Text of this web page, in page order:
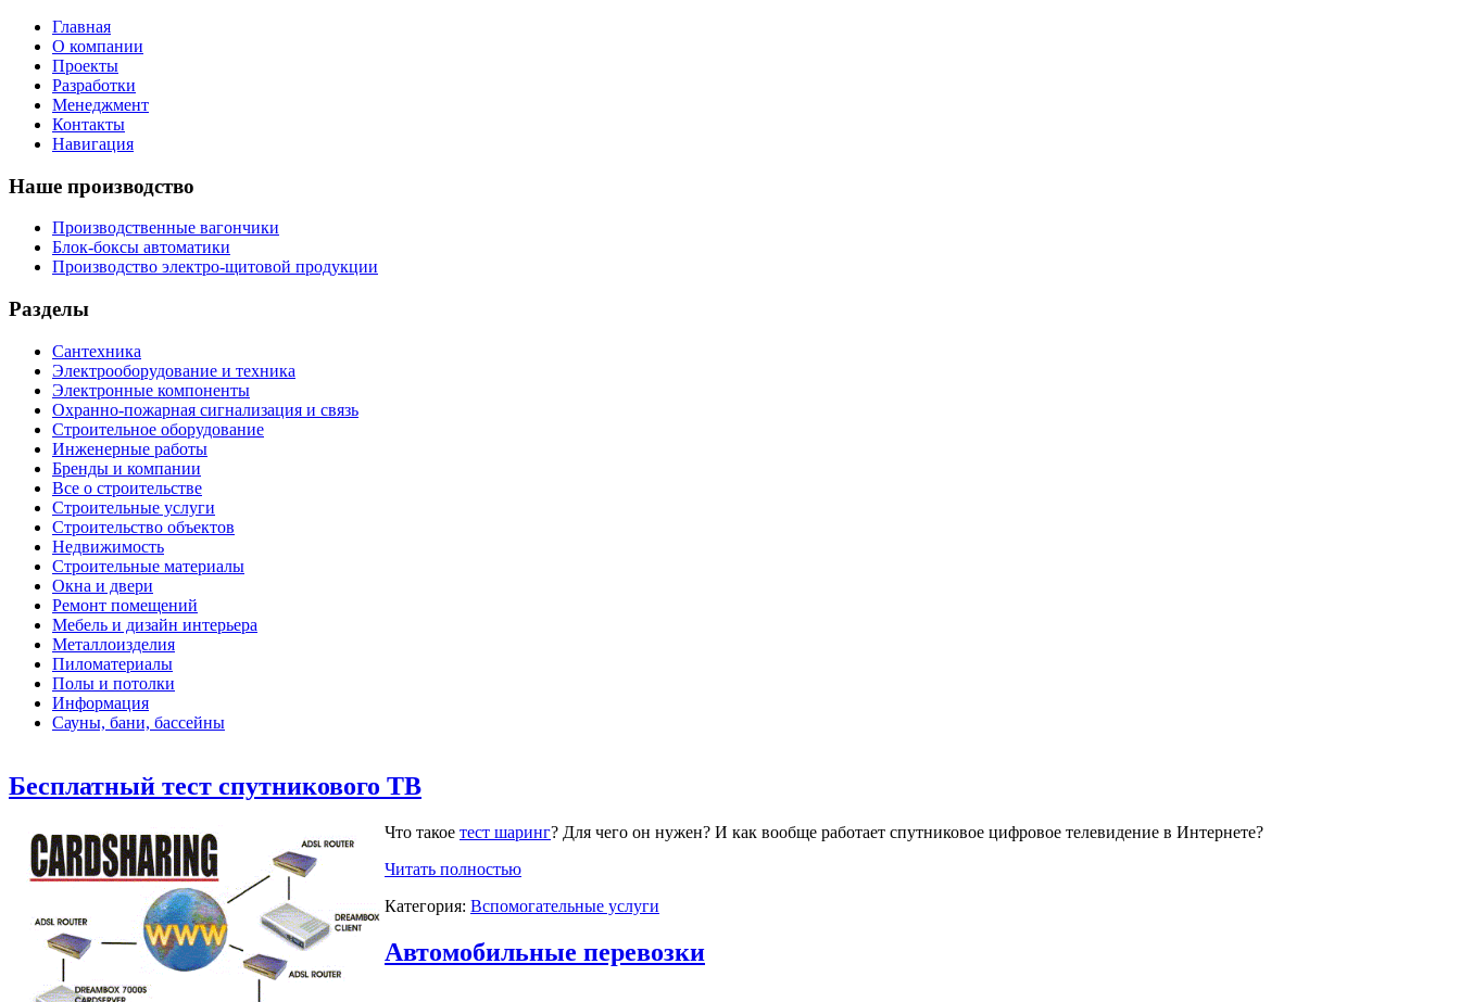
Главная
О компании
Проекты
Разработки
Менеджмент
Контакты
Навигация
Наше производство
Производственные вагончики
Блок-боксы автоматики
Производство электро-щитовой продукции
Разделы
Сантехника
Электрооборудование и техника
Электронные компоненты
Охранно-пожарная сигнализация и связь
Строительное оборудование
Инженерные работы
Бренды и компании
Все о строительстве
Строительные услуги
Строительство объектов
Недвижимость
Строительные материалы
Окна и двери
Ремонт помещений
Мебель и дизайн интерьера
Металлоизделия
Пиломатериалы
Полы и потолки
Информация
Сауны, бани, бассейны
Бесплатный тест спутникового ТВ
Что такое тест шаринг? Для чего он нужен? И как вообще работает спутниковое цифровое телевидение в Интернете?
Читать полностью
Категория: Вспомогательные услуги
Автомобильные перевозки